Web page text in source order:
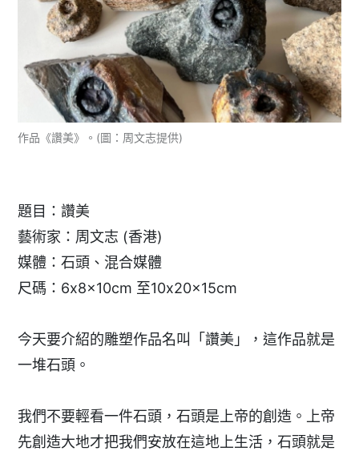
作品《讚美》。(圖：周文志提供)
題目：讚美
藝術家：周文志 (香港)
媒體：石頭、混合媒體
尺碼：6x8x10cm 至10x20x15cm
今天要介紹的雕塑作品名叫「讚美」，這作品就是
一堆石頭。
我們不要輕看一件石頭，石頭是上帝的創造。上帝
先創造大地才把我們安放在這地上生活，石頭就是